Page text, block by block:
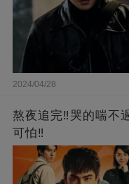
2024/04/28
熬夜追完‼️哭的喘不
可怕‼️